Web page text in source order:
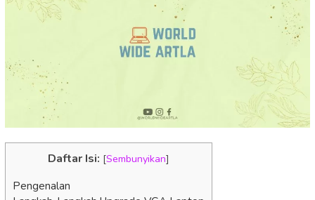
Daftar Isi: [Sembunyikan]
Pengenalan